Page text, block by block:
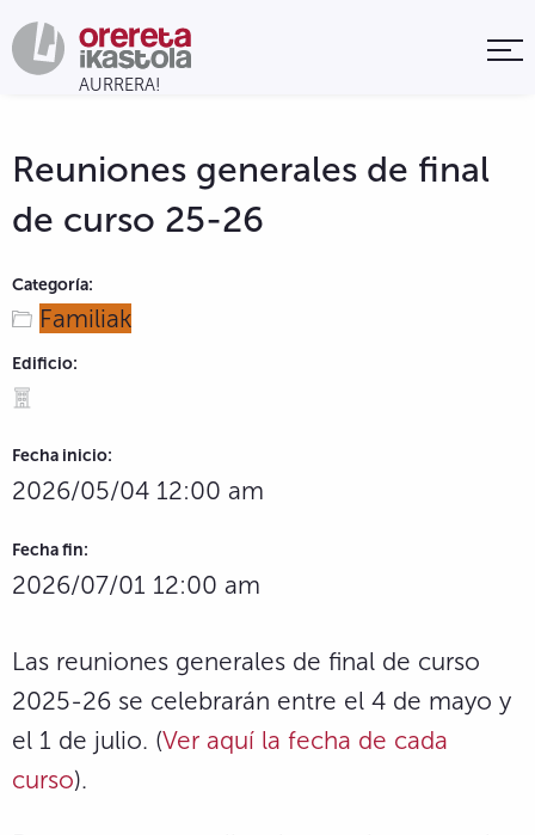
Reuniones generales de final
de curso 25-26
Categoría:
Familiak
Edificio:
Fecha inicio:
2026/05/04 12:00 am
Fecha fin:
2026/07/01 12:00 am
Las reuniones generales de final de curso
2025-26 se celebrarán entre el 4 de mayo y
el 1 de julio. (Ver aquí la fecha de cada
curso).